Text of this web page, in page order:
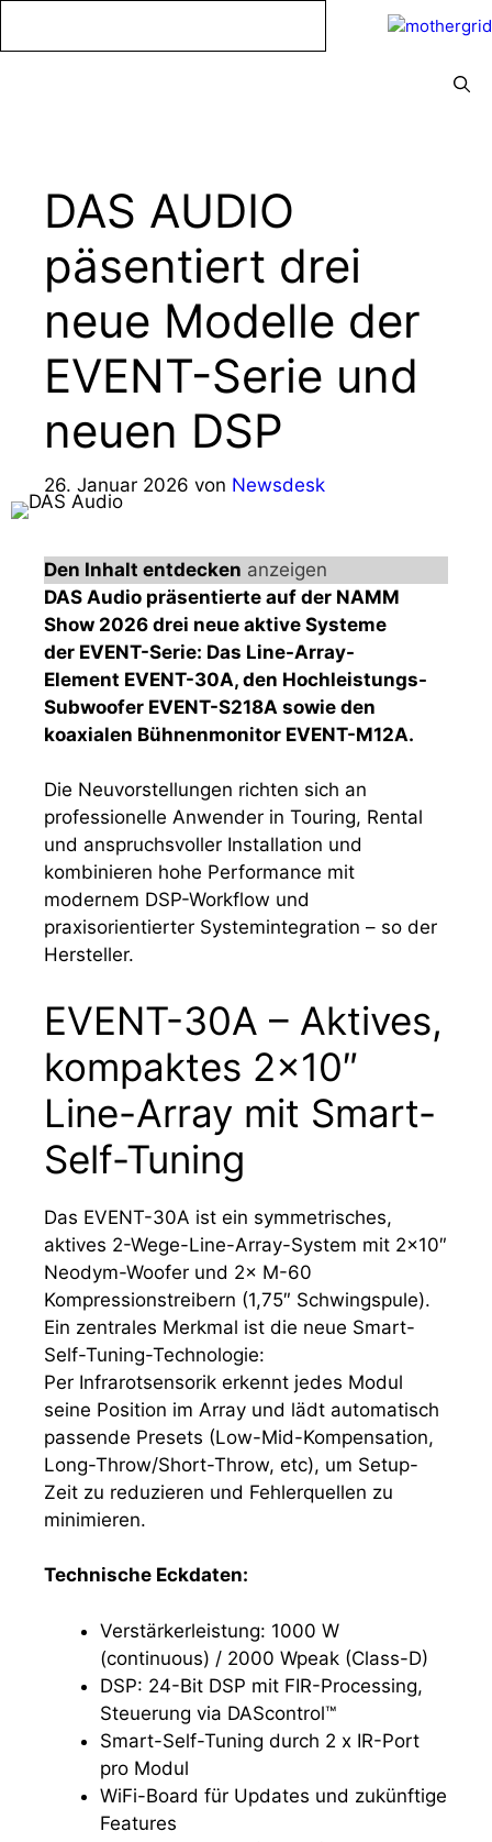
DAS AUDIO
päsentiert drei
neue Modelle der
EVENT-Serie und
neuen DSP
26. Januar 2026 von Newsdesk
Den Inhalt entdecken anzeigen
DAS Audio präsentierte auf der NAMM
Show 2026 drei neue aktive Systeme
der EVENT-Serie: Das Line-Array-
Element EVENT-30A, den Hochleistungs-
Subwoofer EVENT-S218A sowie den
koaxialen Bühnenmonitor EVENT-M12A.
Die Neuvorstellungen richten sich an
professionelle Anwender in Touring, Rental
und anspruchsvoller Installation und
kombinieren hohe Performance mit
modernem DSP-Workflow und
praxisorientierter Systemintegration – so der
Hersteller.
EVENT-30A – Aktives,
kompaktes 2×10″
Line-Array mit Smart-
Self-Tuning
Das EVENT-30A ist ein symmetrisches,
aktives 2-Wege-Line-Array-System mit 2×10″
Neodym-Woofer und 2× M-60
Kompressionstreibern (1,75″ Schwingspule).
Ein zentrales Merkmal ist die neue Smart-
Self-Tuning-Technologie:
Per Infrarotsensorik erkennt jedes Modul
seine Position im Array und lädt automatisch
passende Presets (Low-Mid-Kompensation,
Long-Throw/Short-Throw, etc), um Setup-
Zeit zu reduzieren und Fehlerquellen zu
minimieren.
Technische Eckdaten:
Verstärkerleistung: 1000 W
(continuous) / 2000 Wpeak (Class-D)
DSP: 24-Bit DSP mit FIR-Processing,
Steuerung via DAScontrol™
Smart-Self-Tuning durch 2 x IR-Port
pro Modul
WiFi-Board für Updates und zukünftige
Features